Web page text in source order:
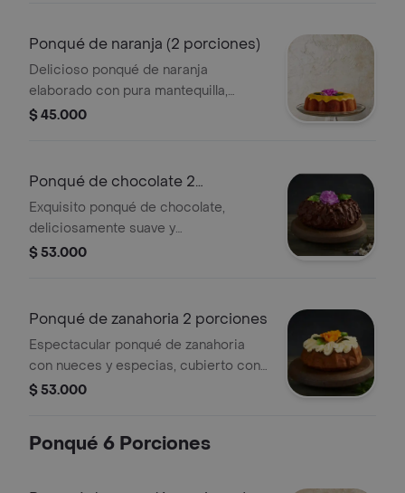
(diámetro 11.3 cm, alto 6.7 cm)
Ponqué de naranja (2 porciones)
Delicioso ponqué de naranja
elaborado con pura mantequilla,
semillas de amapola y mucho sabor a
metálico (diámetro 11.3 cm, alto 6.7
$ 45.000
Ponqué de chocolate 2
porciones
Exquisito ponqué de chocolate,
deliciosamente suave y
profundamente chocolatoso, con una
metálico(diámetro 11.3 cm, alto 6.7 cm)
$ 53.000
Ponqué de zanahoria 2 porciones
Espectacular ponqué de zanahoria
con nueces y especias, cubierto con
una deliciosa crema de queso.
$ 53.000
Ponqué 6 Porciones